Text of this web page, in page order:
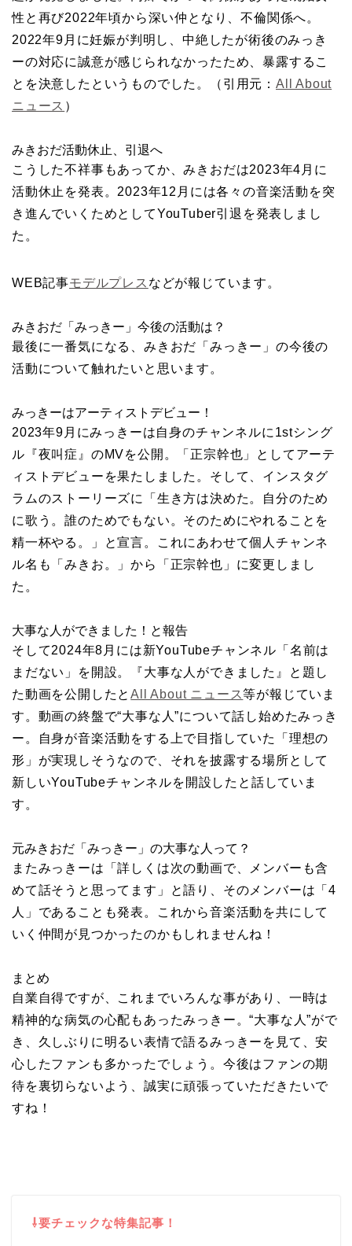
性と再び2022年頃から深い仲となり、不倫関係へ。
2022年9月に妊娠が判明し、中絶したが術後のみっき
ーの対応に誠意が感じられなかったため、暴露するこ
とを決意したというものでした。（引用元： All About
ニュース ）
みきおだ活動休止、引退へ
こうした不祥事もあってか、みきおだは2023年4月に
活動休止を発表。2023年12月には各々の音楽活動を突
き進んでいくためとしてYouTuber引退を発表しまし
た。
WEB記事モデルプレス などが報じています。
みきおだ「みっきー」今後の活動は？
最後に一番気になる、みきおだ「みっきー」の今後の
活動について触れたいと思います。
みっきーはアーティストデビュー！
2023年9月にみっきーは自身のチャンネルに1stシング
ル『夜叫症』のMVを公開。「正宗幹也」としてアーテ
ィストデビューを果たしました。そして、インスタグ
ラムのストーリーズに「生き方は決めた。自分のため
に歌う。誰のためでもない。そのためにやれることを
精一杯やる。」と宣言。これにあわせて個人チャンネ
ル名も「みきお。」から「正宗幹也」に変更しまし
た。
大事な人ができました！と報告
そして2024年8月には新YouTubeチャンネル「名前は
まだない」を開設。『大事な人ができました』と題し
た動画を公開したとAll About ニュース等が報じていま
す。動画の終盤で“大事な人”について話し始めたみっき
ー。自身が音楽活動をする上で目指していた「理想の
形」が実現しそうなので、それを披露する場所として
新しいYouTubeチャンネルを開設したと話していま
す。
元みきおだ「みっきー」の大事な人って？
またみっきーは「詳しくは次の動画で、メンバーも含
めて話そうと思ってます」と語り、そのメンバーは「4
人」であることも発表。これから音楽活動を共にして
いく仲間が見つかったのかもしれませんね！
まとめ
自業自得ですが、これまでいろんな事があり、一時は
精神的な病気の心配もあったみっきー。“大事な人”がで
き、久しぶりに明るい表情で語るみっきーを見て、安
心したファンも多かったでしょう。今後はファンの期
待を裏切らないよう、誠実に頑張っていただきたいで
すね！
⇩要チェックな特集記事！